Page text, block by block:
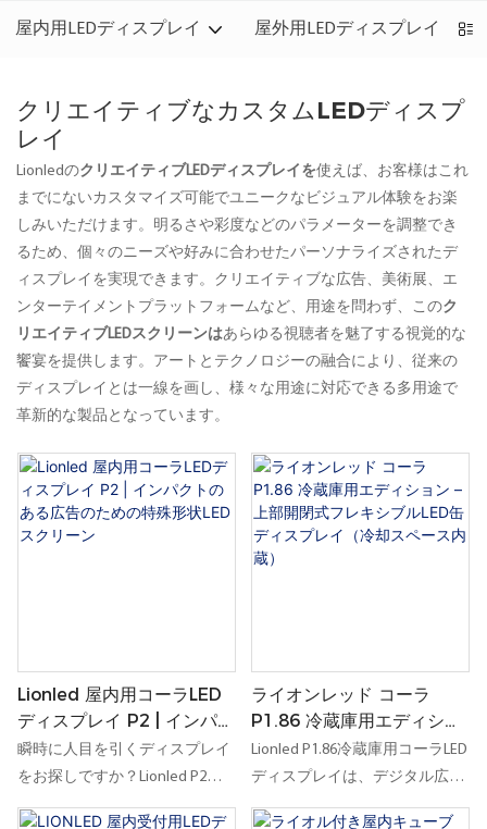
屋内用LEDディスプレイ 屋外用LEDディスプレイ
クリエイティブなカスタムLEDディスプ
レイ
LionledのクリエイティブLEDディスプレイを使えば、お客様はこれ
までにないカスタマイズ可能でユニークなビジュアル体験をお楽
しみいただけます。明るさや彩度などのパラメーターを調整でき
るため、個々のニーズや好みに合わせたパーソナライズされたデ
ィスプレイを実現できます。クリエイティブな広告、美術展、エ
ンターテイメントプラットフォームなど、用途を問わず、このク
リエイティブLEDスクリーンはあらゆる視聴者を魅了する視覚的な
饗宴を提供します。アートとテクノロジーの融合により、従来の
ディスプレイとは一線を画し、様々な用途に対応できる多用途で
革新的な製品となっています。
Lionled 屋内用コーラLED
ディスプレイ P2 | インパク
トのある広告のための特殊
形状LEDスクリーン
瞬時に人目を引くディスプレイ
をお探しですか？Lionled P2
Cola LEDディスプレイは、注目
ライオンレッド コーラ
P1.86 冷蔵庫用エディショ
ン – 上部開閉式フレキシブ
ルLED缶ディスプレイ（冷
Lionled P1.86冷蔵庫用コーラLED
ディスプレイは、デジタル広告
と実物商品のプレゼンテーショ